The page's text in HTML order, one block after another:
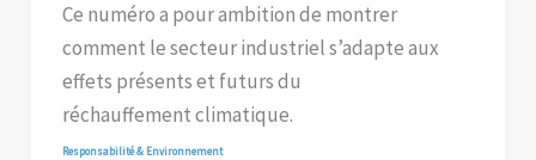
Ce numéro a pour ambition de montrer
comment le secteur industriel s’adapte aux
effets présents et futurs du
réchauffement climatique.
Responsabilité & Environnement